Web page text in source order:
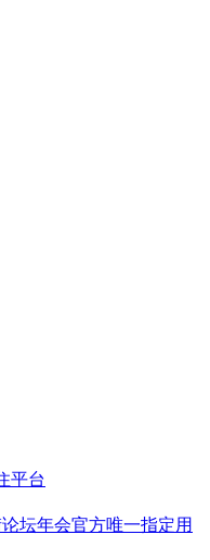
平台
坛年会官方唯一指定用